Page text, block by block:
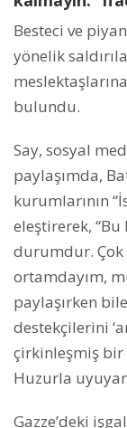
Besteci ve
yönelik
bulundu.
Say, sosyal
paylaşımda,
kurumlarının
eleştirerek,
durumdur. Çok
ortamdayım,
paylaşırken
destekçilerini
çirkinleşmiş bir
Huzurla
Gazze’deki